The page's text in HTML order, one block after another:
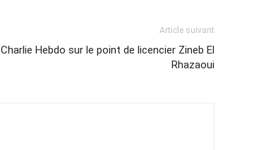
Article suivant
Charlie Hebdo sur le point de licencier Zineb El
Rhazaoui